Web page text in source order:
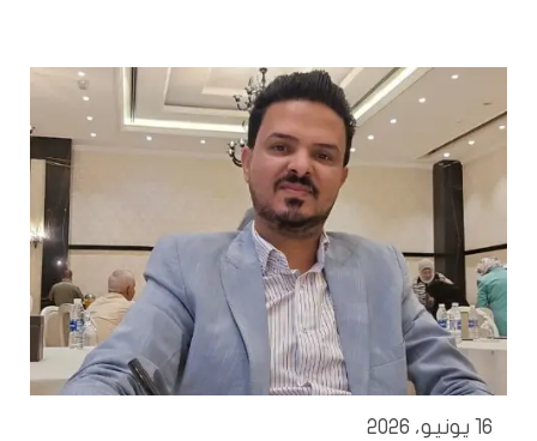
16 يونيو، 2026